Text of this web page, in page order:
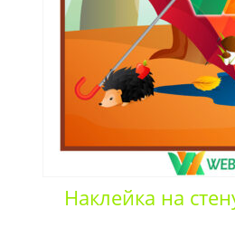
Наклейка на